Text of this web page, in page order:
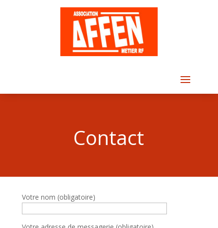
Contact
Votre nom (obligatoire)